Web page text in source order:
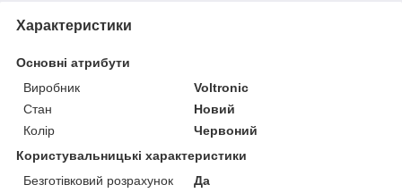
Характеристики
Основні атрибути
Виробник
Voltronic
Стан
Новий
Колір
Червоний
Користувальницькі характеристики
Безготівковий розрахунок
Да